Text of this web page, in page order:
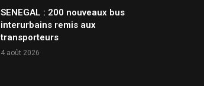
SENEGAL : 200 nouveaux bus
interurbains remis aux
transporteurs
4 août 2026